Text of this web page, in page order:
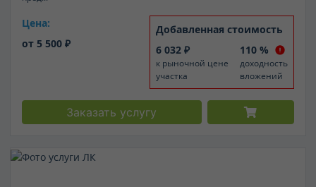
Комплексы услуг
Проектные услуги
Юридические услуги
Цена:
от 5 500 ₽
Добавленная стоимость
6 032 ₽
к рыночной цене
участка
110 %
доходность
вложений
Заказать услугу
Услуги на земле